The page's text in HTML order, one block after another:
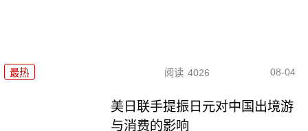
最热 阅读 4026 08-04
美日联手提振日元对中国出境游
与消费的影响